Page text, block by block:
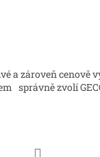
a zároveň cenově
správně zvolí